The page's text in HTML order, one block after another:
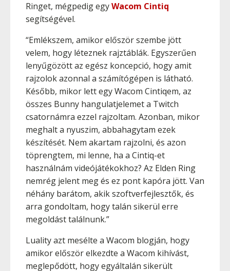
Ringet, mégpedig egyWacom Cintiq
segítségével.
“Emlékszem, amikor először szembe jött
velem, hogy léteznek rajztáblák. Egyszerűen
lenyűgözött az egész koncepció, hogy amit
rajzolok azonnal a számítógépen is látható.
Később, mikor lett egy Wacom Cintiqem, az
összes Bunny hangulatjelemet a Twitch
csatornámra ezzel rajzoltam. Azonban, mikor
meghalt a nyuszim, abbahagytam ezek
készítését. Nem akartam rajzolni, és azon
töprengtem, mi lenne, ha a Cintiq-et
használnám videójátékokhoz? Az Elden Ring
nemrég jelent meg és ez pont kapóra jött. Van
néhány barátom, akik szoftverfejlesztők, és
arra gondoltam, hogy talán sikerül erre
megoldást találnunk.”
Luality azt mesélte a Wacom blogján, hogy
amikor először elkezdte a Wacom kihívást,
meglepődött, hogy egyáltalán sikerült